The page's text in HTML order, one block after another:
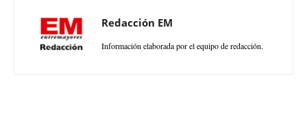
Redacción EM
Información elaborada por el equipo de redacción.